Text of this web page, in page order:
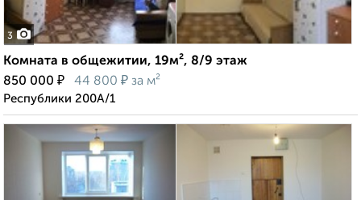
3
Комната в общежитии, 19м², 8/9 этаж
850 000 ₽ 44 800 ₽ за м²
Республики 200А/1